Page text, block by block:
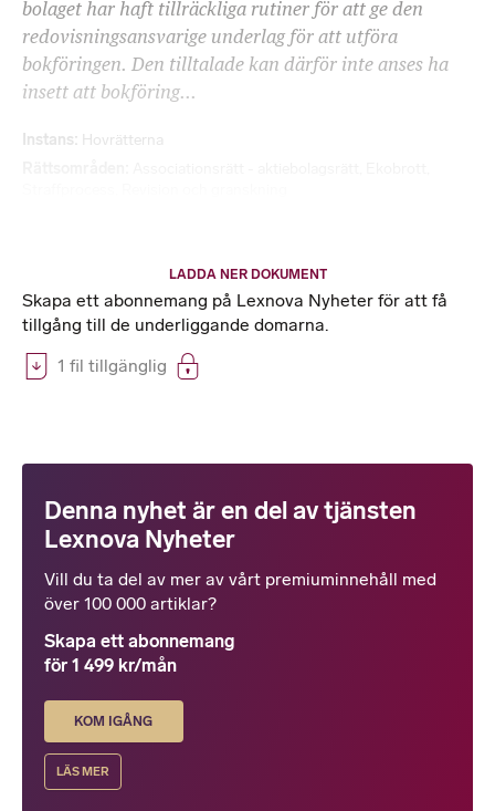
bolaget har haft tillräckliga rutiner för att ge den
redovisningsansvarige underlag för att utföra
bokföringen. Den tilltalade kan därför inte anses ha
insett att bokföring...
Instans Hovrätterna
LADDA NER DOKUMENT
Skapa ett abonnemang på Lexnova Nyheter för att få
tillgång till de underliggande domarna.
1 fil tillgänglig
Denna nyhet är en del av tjänsten
Lexnova Nyheter
Vill du ta del av mer av vårt premiuminnehåll med
över 100 000 artiklar?
Skapa ett abonnemang
för 1 499 kr/mån
KOM IGÅNG
LÄS MER